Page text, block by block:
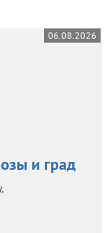
06.08.2026
и град